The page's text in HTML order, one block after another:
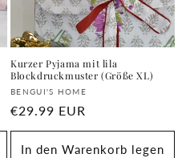
Kurzer Pyjama mit lila
Blockdruckmuster (Größe XL)
Anbieter:
BENGUI'S HOME
Normaler
Preis
€29.99 EUR
In den Warenkorb legen